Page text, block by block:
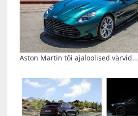
Aston Martin tõi ajaloolised värvid...